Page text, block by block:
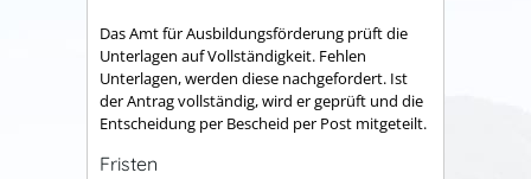
Das Amt für Ausbildungsförderung prüft die
Unterlagen auf Vollständigkeit. Fehlen
Unterlagen, werden diese nachgefordert. Ist
der Antrag vollständig, wird er geprüft und die
Entscheidung per Bescheid per Post mitgeteilt.
Fristen